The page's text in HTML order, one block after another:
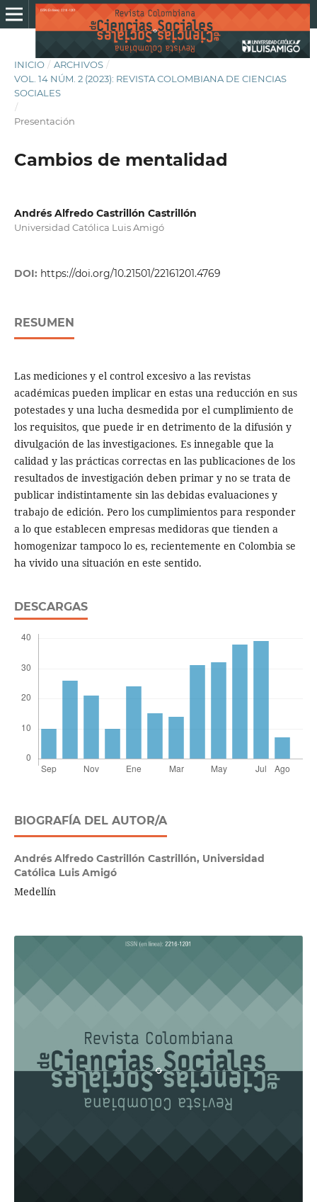
INICIO / ARCHIVOS /
VOL. 14 NÚM. 2 (2023): REVISTA COLOMBIANA DE CIENCIAS
SOCIALES
/
Presentación
Cambios de mentalidad
Andrés Alfredo Castrillón Castrillón
Universidad Católica Luis Amigó
DOI: https://doi.org/10.21501/22161201.4769
RESUMEN
Las mediciones y el control excesivo a las revistas
académicas pueden implicar en estas una reducción en sus
potestades y una lucha desmedida por el cumplimiento de
los requisitos, que puede ir en detrimento de la difusión y
divulgación de las investigaciones. Es innegable que la
calidad y las prácticas correctas en las publicaciones de los
resultados de investigación deben primar y no se trata de
publicar indistintamente sin las debidas evaluaciones y
trabajo de edición. Pero los cumplimientos para responder
a lo que establecen empresas medidoras que tienden a
homogenizar tampoco lo es, recientemente en Colombia se
ha vivido una situación en este sentido.
DESCARGAS
BIOGRAFÍA DEL AUTOR/A
Andrés Alfredo Castrillón Castrillón, Universidad
Católica Luis Amigó
Medellín